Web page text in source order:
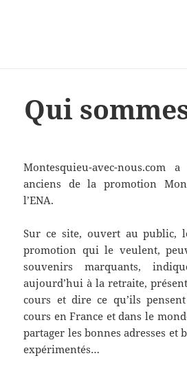
Qui
Montesquieu-avec-nous.com
anciens de la promotion
l’ENA.
Sur ce site, ouvert au public,
promotion qui le veulent,
souvenirs marquants,
aujourd’hui à la retraite,
cours et dire ce qu’ils
cours en France et dans le
partager les bonnes adresses et
expérimentés…